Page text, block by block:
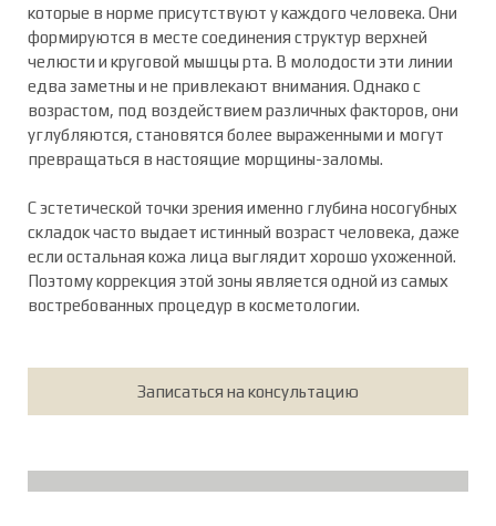
которые в норме присутствуют у каждого человека. Они
формируются в месте соединения структур верхней
челюсти и круговой мышцы рта. В молодости эти линии
едва заметны и не привлекают внимания. Однако с
возрастом, под воздействием различных факторов, они
углубляются, становятся более выраженными и могут
превращаться в настоящие морщины-заломы.
С эстетической точки зрения именно глубина носогубных
складок часто выдает истинный возраст человека, даже
если остальная кожа лица выглядит хорошо ухоженной.
Поэтому коррекция этой зоны является одной из самых
востребованных процедур в косметологии.
Записаться на консультацию